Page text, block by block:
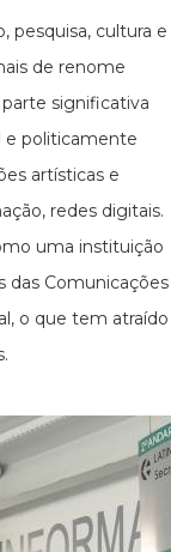
pesquisa, cultura e
de renome
significativa
e politicamente
artísticas e
redes digitais.
uma instituição
das Comunicações
o que tem atraído